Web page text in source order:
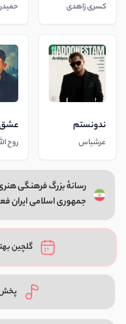
کسری زاهدی
ندونستم
عرشیاس
عشق
روح
رسانهٔ بزرگ فرهنگی
جمهوری اسلامی ایران
گلچین
پخش